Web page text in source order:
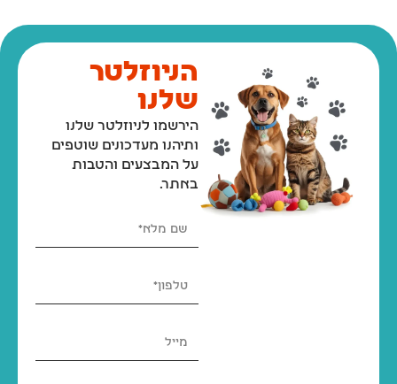
הניוזלטר
שלנו
הירשמו לניוזלטר שלנו
ותיהנו מעדכונים שוטפים
על המבצעים והטבות
באתר.